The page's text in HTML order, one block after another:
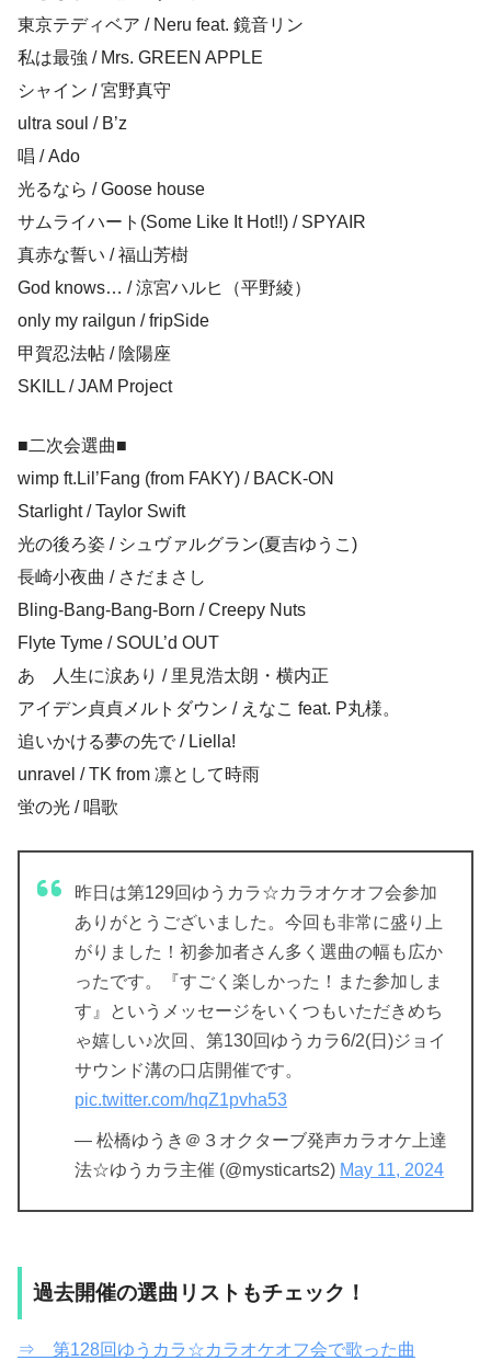
東京テディベア / Neru feat. 鏡音リン
私は最強 / Mrs. GREEN APPLE
シャイン / 宮野真守
ultra soul / B’z
唱 / Ado
光るなら / Goose house
サムライハート(Some Like It Hot!!) / SPYAIR
真赤な誓い / 福山芳樹
God knows… / 涼宮ハルヒ（平野綾）
only my railgun / fripSide
甲賀忍法帖 / 陰陽座
SKILL / JAM Project
■二次会選曲■
wimp ft.Lil’Fang (from FAKY) / BACK-ON
Starlight / Taylor Swift
光の後ろ姿 / シュヴァルグラン(夏吉ゆうこ)
長崎小夜曲 / さだまさし
Bling-Bang-Bang-Born / Creepy Nuts
Flyte Tyme / SOUL’d OUT
あゝ人生に涙あり / 里見浩太朗・横内正
アイデン貞貞メルトダウン / えなこ feat. P丸様。
追いかける夢の先で / Liella!
unravel / TK from 凛として時雨
蛍の光 / 唱歌
昨日は第129回ゆうカラ☆カラオケオフ会参加
ありがとうございました。今回も非常に盛り上
がりました！初参加者さん多く選曲の幅も広か
ったです。『すごく楽しかった！また参加しま
す』というメッセージをいくつもいただきめち
ゃ嬉しい♪次回、第130回ゆうカラ6/2(日)ジョイ
サウンド溝の口店開催です。
pic.twitter.com/hqZ1pvha53
— 松橋ゆうき＠３オクターブ発声カラオケ上達
法☆ゆうカラ主催 (@mysticarts2) May 11, 2024
過去開催の選曲リストもチェック！
⇒ 第128回ゆうカラ☆カラオケオフ会で歌った曲